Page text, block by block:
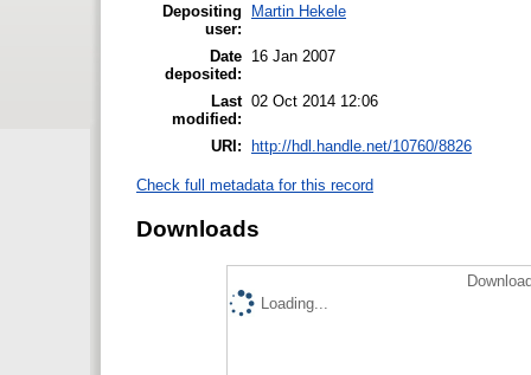
Depositing
user:
Martin Hekele
Date
deposited:
16 Jan 2007
Last
modified:
02 Oct 2014 12:06
URI: http://hdl.handle.net/10760/8826
Check full metadata for this record
Downloads
Loading...